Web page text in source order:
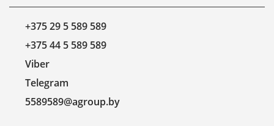
+375 29 5 589 589
+375 44 5 589 589
Viber
Telegram
5589589@agroup.by